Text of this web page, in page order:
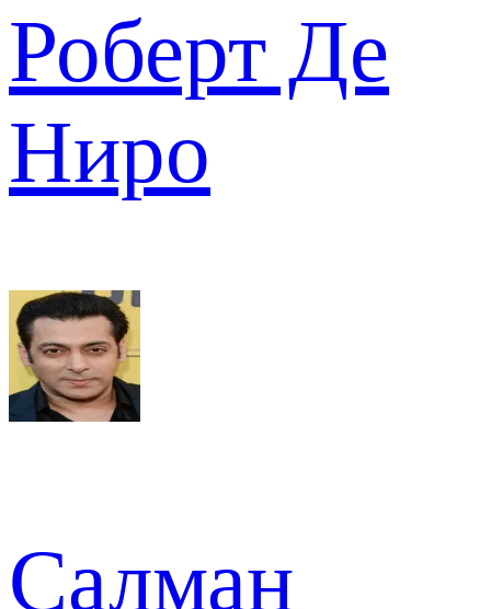
Роберт Де
Ниро
Салман